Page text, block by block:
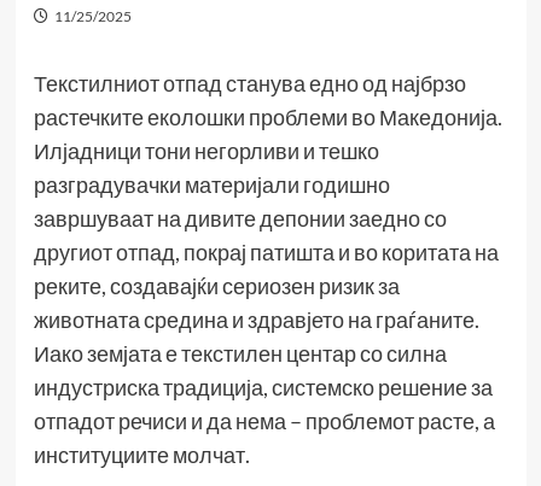
11/25/2025
Текстилниот отпад станува едно од најбрзо
растечките еколошки проблеми во Македонија.
Илјадници тони негорливи и тешко
разградувачки материјали годишно
завршуваат на дивите депонии заедно со
другиот отпад, покрај патишта и во коритата на
реките, создавајќи сериозен ризик за
животната средина и здравјето на граѓаните.
Иако земјата е текстилен центар со силна
индустриска традиција, системско решение за
отпадот речиси и да нема – проблемот расте, а
институциите молчат.